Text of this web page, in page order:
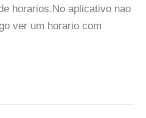
horarios.No aplicativo nao
ver um horario com